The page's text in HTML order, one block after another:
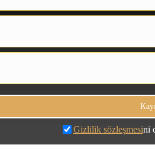
Gizlilik sözleşmesini